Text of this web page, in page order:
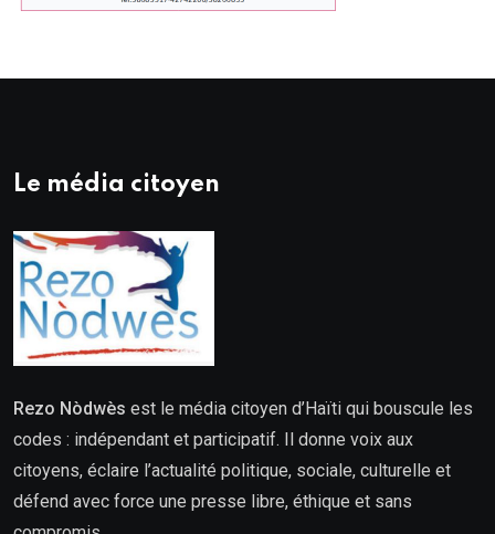
Le média citoyen
Rezo Nòdwès est le média citoyen d’Haïti qui bouscule les
codes : indépendant et participatif. Il donne voix aux
citoyens, éclaire l’actualité politique, sociale, culturelle et
défend avec force une presse libre, éthique et sans